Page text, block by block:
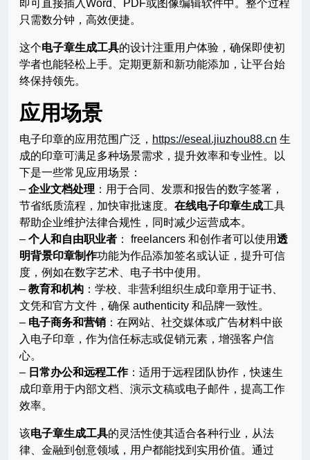
即可直接插入Word、PDF或图像编辑软件中。整个过程
只需数分钟，高效便捷。
这个电子章生成工具的设计注重用户体验，确保即使初
学者也能轻松上手。定期更新和新功能添加，让平台始
终保持领先。
应用场景
电子印章的应用范围广泛， https://eseal.jiuzhou88.cn 生
成的印章可满足多种场景需求，提升效率和专业性。以
下是一些常见应用场景：
– 企业文档处理 ：用于合同、发票和报告的数字签署，
节省纸质流程，加快审批速度。 在线电子印章生成工具
帮助企业维护法律合规性，同时减少运营成本。
– 个人和自由职业者 ： freelancers 和创作者可以使用透
明背景印章制作功能为作品添加签名或认证，提升可信
度，例如在数字艺术、电子书中使用。
– 教育和机构 ：学校、非营利组织生成印章用于证书、
文凭和官方文件，确保 authenticity 和品牌一致性。
– 电子商务和营销 ：在网站、社交媒体或广告材料中嵌
入电子印章，作为信任标志或促销元素，增强客户信
心。
– 日常办公和远程工作：适用于远程团队协作，快速生
成印章用于内部文档、演示文稿或电子邮件，提高工作
效率。
该电子章生成工具的灵活性使其适合各种行业，从法
律、金融到创意领域，用户都能找到实用价值。通过